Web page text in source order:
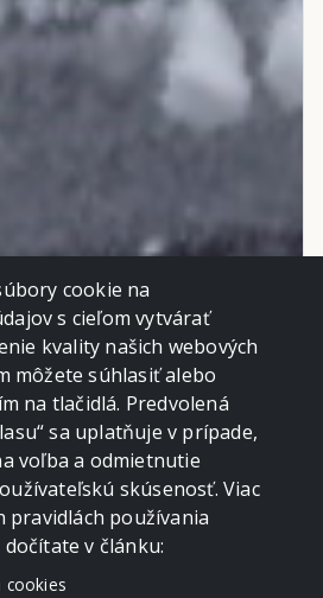
cookie na
s cieľom vytvárať
kvality našich webových
môžete súhlasiť alebo
na tlačidlá. Predvolená
sa uplatňuje v prípade,
voľba a odmietnutie
skúsenosť. Viac
pravidlách používania
v článku:
cookies